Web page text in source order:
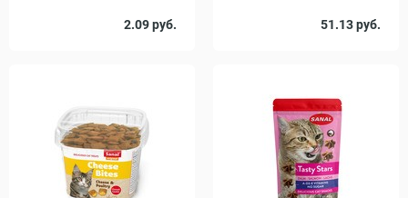
2.09 руб.
1 16 51.13 руб.